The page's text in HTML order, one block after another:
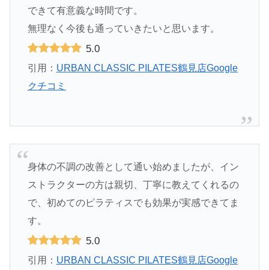
できて有意義な時間です。
無理なく今後も通っていきたいと思います。
5.0
引用： URBAN CLASSIC PILATES鶴見店Google
クチコミ
身体の不調の改善として通い始めましたが、イン
ストラクターの方は親切、丁寧に教えてくれるの
で、初めてのピラティスでも効果が実感できてま
す。
5.0
引用： URBAN CLASSIC PILATES鶴見店Google